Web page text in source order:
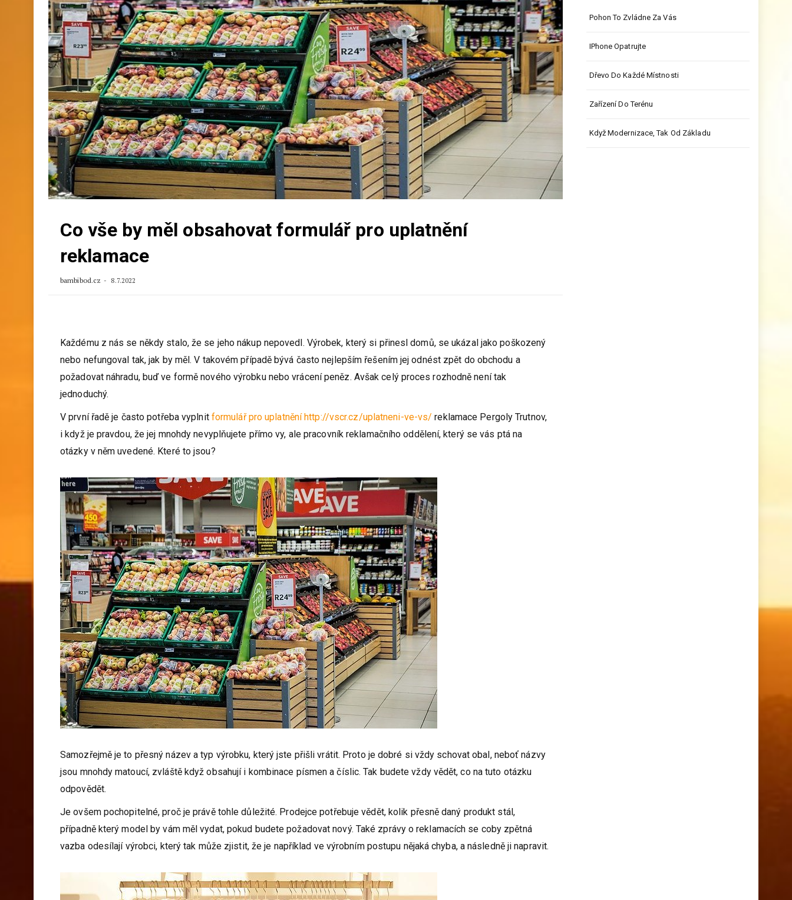
Co vše by měl obsahovat formulář pro uplatnění
reklamace
bambibod.cz 8.7.2022
Každému z nás se někdy stalo, že se jeho nákup nepovedl. Výrobek, který si přinesl domů, se ukázal jako poškozený
nebo nefungoval tak, jak by měl. V takovém případě bývá často nejlepším řešením jej odnést zpět do obchodu a
požadovat náhradu, buď ve formě nového výrobku nebo vrácení peněz. Avšak celý proces rozhodně není tak
jednoduchý.
V první řadě je často potřeba vyplnit formulář pro uplatněníhttp://vscr.cz/uplatneni-ve-vs/ reklamace Pergoly Trutnov,
i když je pravdou, že jej mnohdy nevyplňujete přímo vy, ale pracovník reklamačního oddělení, který se vás ptá na
otázky v něm uvedené. Které to jsou?
Samozřejmě je to přesný název a typ výrobku, který jste přišli vrátit. Proto je dobré si vždy schovat obal, neboť názvy
jsou mnohdy matoucí, zvláště když obsahují i kombinace písmen a číslic. Tak budete vždy vědět, co na tuto otázku
odpovědět.
Je ovšem pochopitelné, proč je právě tohle důležité. Prodejce potřebuje vědět, kolik přesně daný produkt stál,
případně který model by vám měl vydat, pokud budete požadovat nový. Také zprávy o reklamacích se coby zpětná
vazba odesílají výrobci, který tak může zjistit, že je například ve výrobním postupu nějaká chyba, a následně ji napravit.
Pohon To Zvládne Za Vás
IPhone Opatrujte
Dřevo Do Každé Místnosti
Zařízení Do Terénu
Když Modernizace, Tak Od Základu